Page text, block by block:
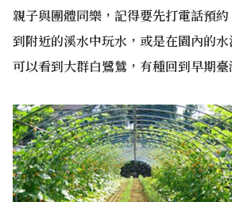
親子與團體同樂，記得要先打電話預
到附近的溪水中玩水，或是在園內的
可以看到大群白鷺鷥，有種回到早期臺